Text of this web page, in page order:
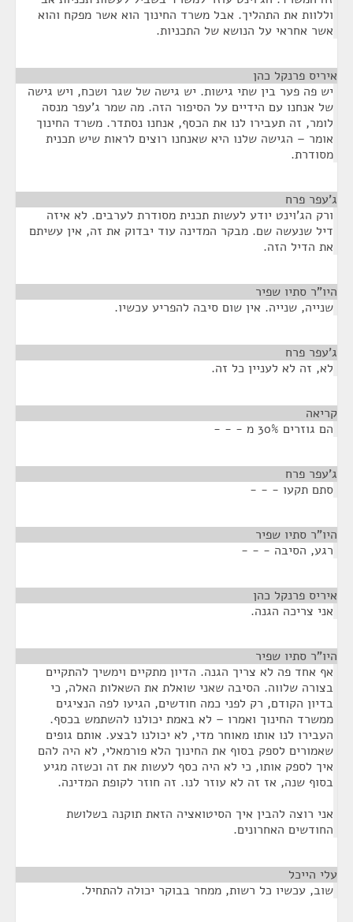
וללוות את התהליך. אבל משרד החינוך הוא אשר מפקח והוא
אשר אחראי על הנושא של התכניות.
איריס פרנקל כהן
יש פה פער בין שתי גישות. יש גישה של שגר ושכח, ויש גישה
של אנחנו עם הידיים על הסיפור הזה. מה שמר ג'עפר מנסה
לומר, זה תעבירו לנו את הכסף, אנחנו נסתדר. משרד החינוך
אומר – הגישה שלנו היא שאנחנו רוצים לראות שיש תכנית
מסודרת.
ג'עפר פרח
ורק הג'וינט יודע לעשות תכנית מסודרת לערבים. לא איזה
דיל שנעשה שם. מבקר המדינה עוד יבדוק את זה, אין עשיתם
את הדיל הזה.
היו"ר סתיו שפיר
שנייה, שנייה. אין שום סיבה להפריע עכשיו.
ג'עפר פרח
לא, זה לא לעניין כל זה.
קריאה
הם גוזרים 30% מ - - -
ג'עפר פרח
סתם תקעו - - -
היו"ר סתיו שפיר
רגע, הסיבה - - -
איריס פרנקל כהן
אני צריכה הגנה.
היו"ר סתיו שפיר
אף אחד פה לא צריך הגנה. הדיון מתקיים וימשיך להתקיים
בצורה שלווה. הסיבה שאני שואלת את השאלות האלה, כי
בדיון הקודם, רק לפני כמה חודשים, הגיעו לפה הנציגים
ממשרד החינוך ואמרו – לא באמת יכולנו להשתמש בכסף.
העבירו לנו אותו מאוחר מדי, לא יכולנו לבצע. אותם גופים
שאמורים לספק בסוף את החינוך הלא פורמאלי, לא היה להם
איך לספק אותו, כי לא היה כסף לעשות את זה וכשזה מגיע
בסוף שנה, אז זה לא עוזר לנו. זה חוזר לקופת המדינה.
אני רוצה להבין איך הסיטואציה הזאת תוקנה בשלושת
החודשים האחרונים.
עלי הייכל
שוב, עכשיו כל רשות, ממחר בבוקר יכולה להתחיל.